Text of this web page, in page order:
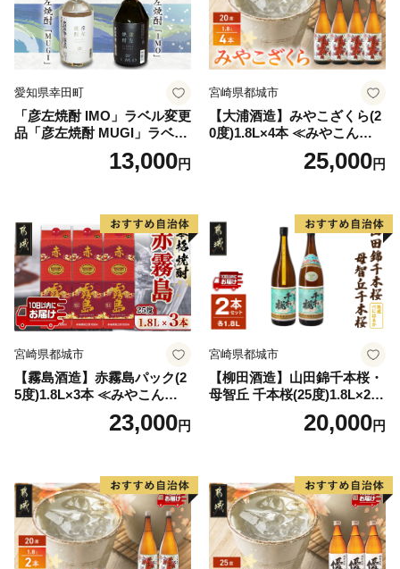
愛知県幸田町
「彦左焼酎 IMO」ラベル変更
品「彦左焼酎 MUGI」ラベル
変更品 飲み比べ セット 合計
2本 720ml×各1本 25度 焼酎
13,000円
宮崎県都城市
【大浦酒造】みやこざくら(2
0度)1.8L×4本 ≪みやこんじょ
特急便≫_AD-077125,000円
宮崎県都城市
【霧島酒造】赤霧島パック(2
5度)1.8L×3本 ≪みやこんじょ
特急便≫_23-07-K03P-1800-3
23,000円
宮崎県都城市
【柳田酒造】山田錦千本桜・
母智丘 千本桜(25度)1.8L×2本
≪みやこんじょ特急便≫_AC
20,000円